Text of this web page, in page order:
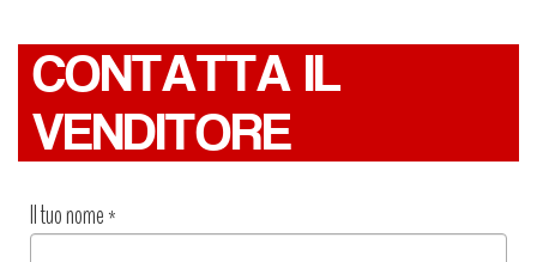
CONTATTA IL
VENDITORE
Il tuo nome*